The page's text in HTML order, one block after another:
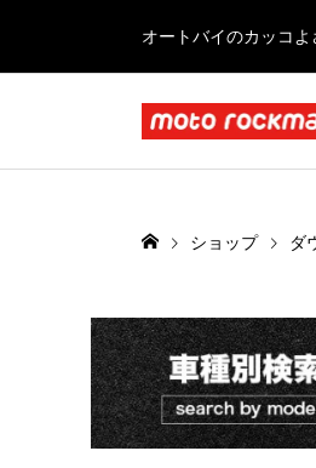
オートバイのカッコ
ショップ ダ